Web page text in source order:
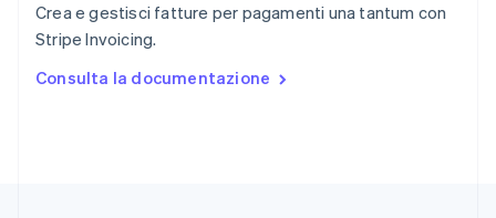
Crea e gestisci fatture per pagamenti una tantum con
Stripe Invoicing.
Consulta la documentazione
Spagna
EspañolEnglish
English Español简体中文